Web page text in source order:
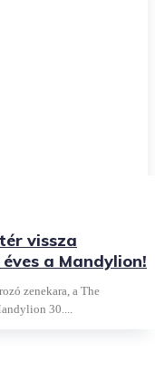
vissza
a Mandylion!
zenekara, a The
30....